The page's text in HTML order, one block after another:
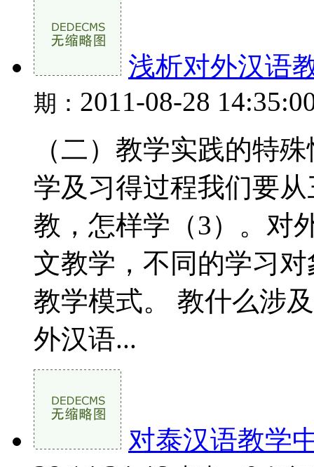
浅析对外汉语
期： 2011-08-28
（二）教学实践的特
学及习得过程我们要
教，怎样学（3）。对
文教学，不同的学习
教学模式。 教什么涉
外汉语...
对泰汉语教学